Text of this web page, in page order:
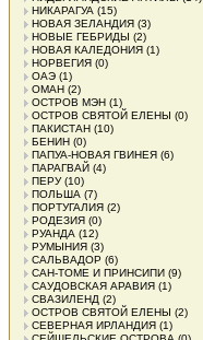
НИКАРАГУА (15)
НОВАЯ ЗЕЛАНДИЯ (3)
НОВЫЕ ГЕБРИДЫ (2)
НОВАЯ КАЛЕДОНИЯ (1)
НОРВЕГИЯ (0)
ОАЭ (1)
ОМАН (2)
ОСТРОВ МЭН (1)
ОСТРОВ СВЯТОЙ ЕЛЕНЫ (0)
ПАКИСТАН (10)
БЕНИН (0)
ПАПУА-НОВАЯ ГВИНЕЯ (6)
ПАРАГВАЙ (4)
ПЕРУ(10)
ПОЛЬША (7)
ПОРТУГАЛИЯ (2)
РОДЕЗИЯ (0)
РУАНДА (12)
РУМЫНИЯ (3)
САЛЬВАДОР (6)
САН-ТОМЕ И ПРИНСИПИ (9)
САУДОВСКАЯ АРАВИЯ (1)
СВАЗИЛЕНД (2)
ОСТРОВ СВЯТОЙ ЕЛЕНЫ (2)
СЕВЕРНАЯ ИРЛАНДИЯ (1)